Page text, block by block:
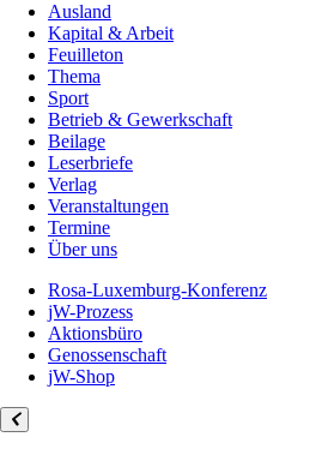
Ausland
Kapital & Arbeit
Feuilleton
Thema
Sport
Betrieb & Gewerkschaft
Beilage
Leserbriefe
Verlag
Veranstaltungen
Termine
Über uns
Rosa-Luxemburg-Konferenz
jW-Prozess
Aktionsbüro
Genossenschaft
jW-Shop